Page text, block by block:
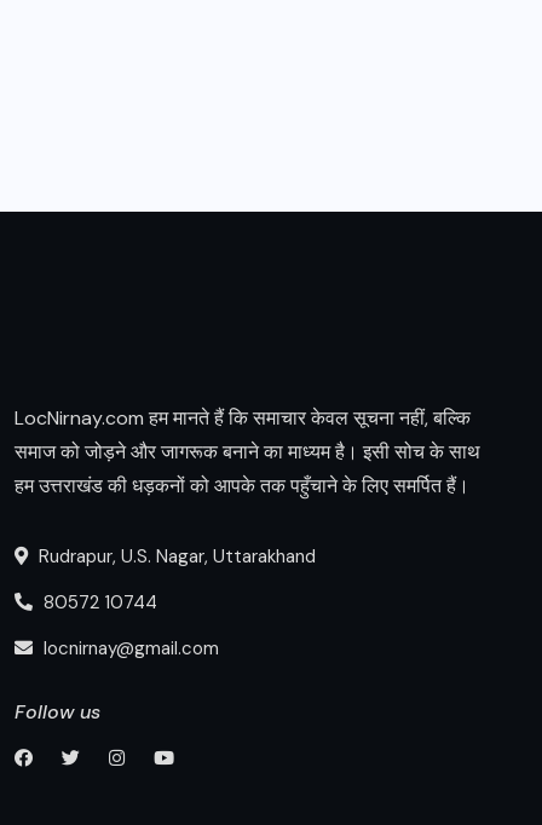
LocNirnay.com हम मानते हैं कि समाचार केवल सूचना नहीं, बल्कि
समाज को जोड़ने और जागरूक बनाने का माध्यम है। इसी सोच के साथ
हम उत्तराखंड की धड़कनों को आपके तक पहुँचाने के लिए समर्पित हैं।
Rudrapur, U.S. Nagar, Uttarakhand
80572 10744
locnirnay@gmail.com
Follow us